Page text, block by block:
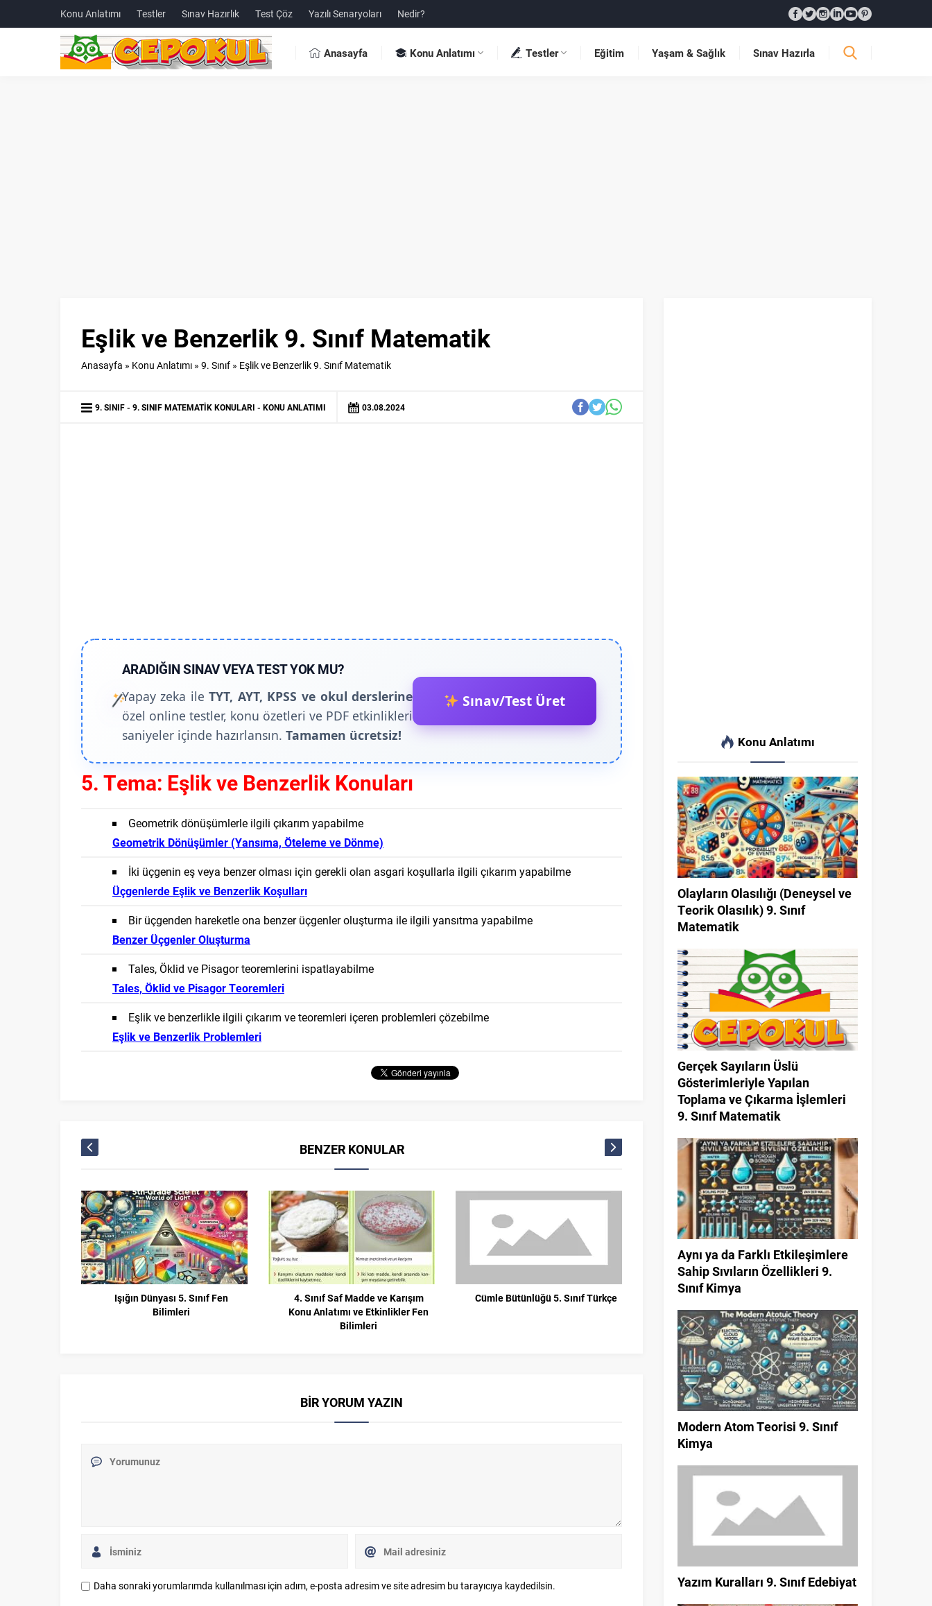
Konu Anlatımı Testler Sınav Hazırlık Test Çöz Yazılı Senaryoları Nedir?
Anasayfa Konu Anlatımı Testler Eğitim Yaşam & Sağlık Sınav Hazırla
Eşlik ve Benzerlik 9. Sınıf Matematik
Anasayfa » Konu Anlatımı » 9. Sınıf » Eşlik ve Benzerlik 9. Sınıf Matematik
9. SINIF 9. SINIF MATEMATIK KONULARI KONU ANLATIMI 03.08.2024
ARADIĞIN SINAV VEYA TEST YOK MU?
Yapay zeka ileTYT, AYT, KPSS ve okul derslerine
özel online testler, konu özetleri ve PDF etkinlikleri
saniyeler içinde hazırlansın. Tamamen ücretsiz!
Sınav/Test Üret
5. Tema: Eşlik ve Benzerlik Konuları
Geometrik dönüşümlerle ilgili çıkarım yapabilme
Geometrik Dönüşümler (Yansıma, Öteleme ve Dönme)
İki üçgenin eş veya benzer olması için gerekli olan asgari koşullarla ilgili çıkarım yapabilme
Üçgenlerde Eşlik ve Benzerlik Koşulları
Bir üçgenden hareketle ona benzer üçgenler oluşturma ile ilgili yansıtma yapabilme
Benzer Üçgenler Oluşturma
Tales, Öklid ve Pisagor teoremlerini ispatlayabilme
Tales, Öklid ve Pisagor Teoremleri
Eşlik ve benzerlikle ilgili çıkarım ve teoremleri içeren problemleri çözebilme
Eşlik ve Benzerlik Problemleri
BENZER KONULAR
Işığın Dünyası 5. Sınıf Fen
Bilimleri
4. Sınıf Saf Madde ve Karışım
Konu Anlatımı ve Etkinlikler Fen
Bilimleri
Cümle Bütünlüğü 5. Sınıf Türkçe
Paragrafta Ana Düşünce 5. Sınıf
Türkçe
BİR YORUM YAZIN
Daha sonraki yorumlarımda kullanılması için adım, e-posta adresim ve site adresim bu tarayıcıya kaydedilsin.
Konu Anlatımı
Olayların Olasılığı (Deneysel ve
Teorik Olasılık) 9. Sınıf
Matematik
Gerçek Sayıların Üslü
Gösterimleriyle Yapılan
Toplama ve Çıkarma İşlemleri
9. Sınıf Matematik
Aynı ya da Farklı Etkileşimlere
Sahip Sıvıların Özellikleri 9.
Sınıf Kimya
Modern Atom Teorisi 9. Sınıf
Kimya
Yazım Kuralları 9. Sınıf Edebiyat